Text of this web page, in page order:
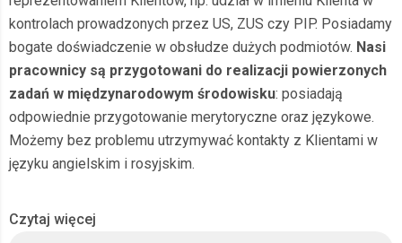
kontrolach prowadzonych przez US, ZUS czy PIP. Posiadamy
bogate doświadczenie w obsłudze dużych podmiotów. Nasi
pracownicy są przygotowani do realizacji powierzonych
zadań w międzynarodowym środowisku: posiadają
odpowiednie przygotowanie merytoryczne oraz językowe.
Możemy bez problemu utrzymywać kontakty z Klientami w
języku angielskim i rosyjskim.
Profesjonalne biuro księgowe
Czytaj więcej